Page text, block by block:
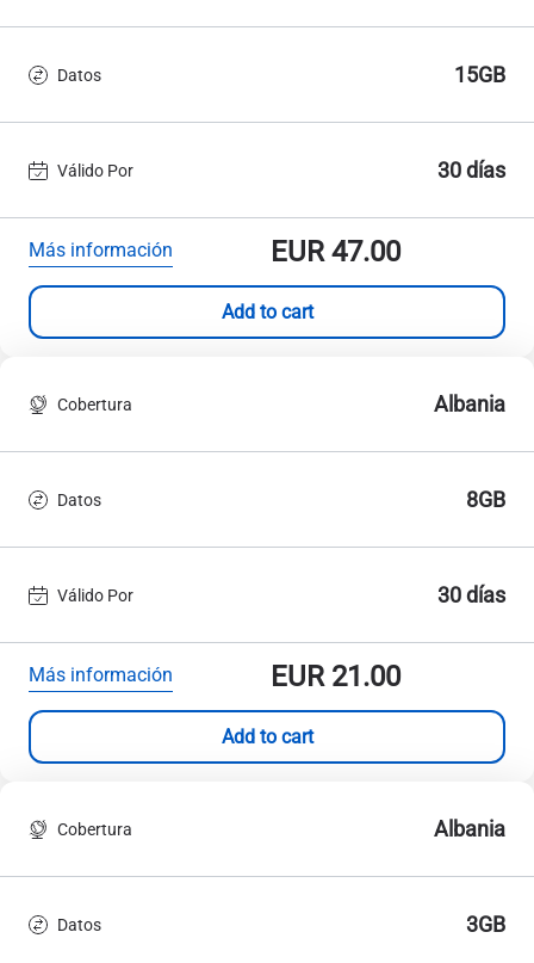
Datos 15GB
Válido Por 30 días
Más información EUR47.00
Add to cart
Cobertura Albania
Datos 8GB
Válido Por 30 días
Más información EUR21.00
Add to cart
Cobertura Albania
Datos 3GB